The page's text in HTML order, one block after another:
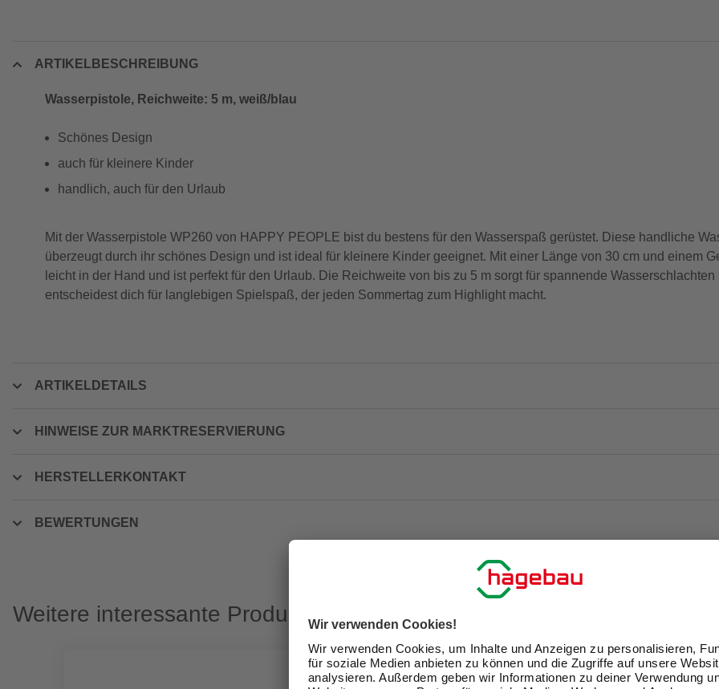
ARTIKELBESCHREIBUNG
Wasserpistole, Reichweite: 5 m, weiß/blau
Schönes Design
auch für kleinere Kinder
handlich, auch für den Urlaub
Mit der Wasserpistole WP260 von HAPPY PEOPLE bist du bestens für den Wasserspaß gerüstet. Diese handliche
überzeugt durch ihr schönes Design und ist ideal für kleinere Kinder geeignet. Mit einer Länge von 30 cm und einem
leicht in der Hand und ist perfekt für den Urlaub. Die Reichweite von bis zu 5 m sorgt für spannende
entscheidest dich für langlebigen Spielspaß, der jeden Sommertag zum Highlight macht.
ARTIKELDETAILS
HINWEISE ZUR MARKTRESERVIERUNG
HERSTELLERKONTAKT
BEWERTUNGEN
Weitere interessante Produkte